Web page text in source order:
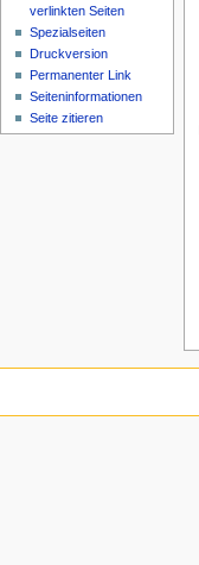
verlinkten Seiten
Spezialseiten
Druckversion
Permanenter Link
Seiten­­informationen
Seite zitieren